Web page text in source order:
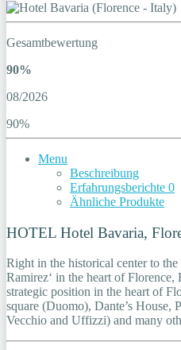
Gesamtbewertung
90%
08/2026
90%
Menu
Beschreibung
Erfahrungsberichte 0
Ähnliche Produkte
HOTEL Hotel Bavaria,
Right in the historical center to
Ramirez‘ in the heart of
strategic position in the heart of
square (Duomo), Dante’s House,
Vecchio and Uffizzi) and many